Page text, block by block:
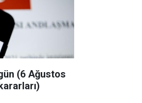
(6 Ağustos